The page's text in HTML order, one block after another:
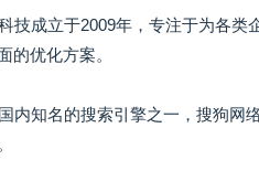
技成立于2009年，专注于为各
的优化方案。
内知名的搜索引擎之一，搜狗